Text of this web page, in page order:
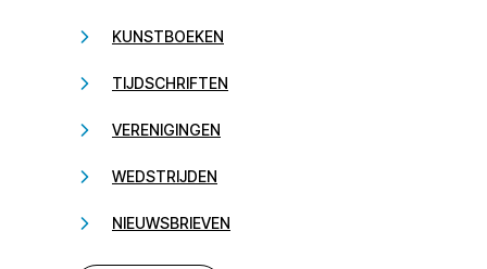
KUNSTBOEKEN
TIJDSCHRIFTEN
VERENIGINGEN
WEDSTRIJDEN
NIEUWSBRIEVEN232323